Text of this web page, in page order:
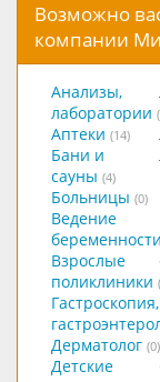
Возможно
компании
Анализы,
лаборатории
Аптеки (14)
Бани и
сауны (4)
Больницы (0)
Ведение
Взрослые
поликлиники
Гастроскопия,
Дерматолог (0)
Детские